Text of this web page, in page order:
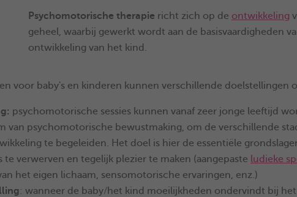
Psychomotorische therapie richt zich op de ontwikkeling
geheel, waarbij gewerkt wordt aan de basisvaardigheden
ontwikkeling van het kind.
voor baby's en kinderen kunnen verschillende doelstellingen
psychomotorische sessies kunnen vanaf zeer jonge leeftijd
van psychomotorische bewustmaking, om de verschillende
te begeleiden. Het doel is hier de essentiële
te verwerven en tegelijk plezier te maken (aangepaste ludieke
het eigen lichaam, sensomotorische ervaringen, enz.)
: wanneer de baby/het kind moeilijkheden ondervindt bij